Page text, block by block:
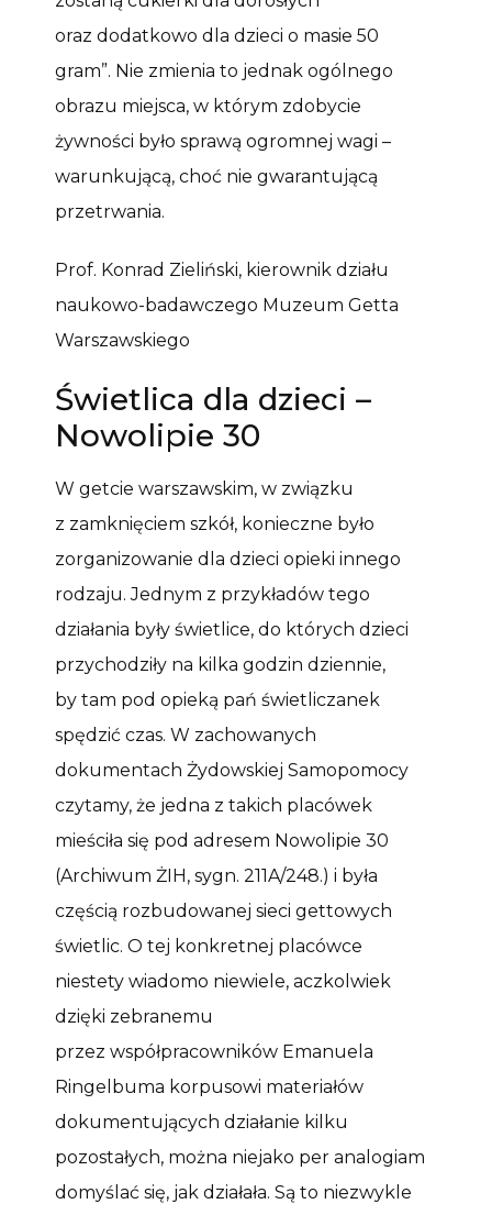
oraz dodatkowo dla dzieci o masie 50
gram”. Nie zmienia to jednak ogólnego
obrazu miejsca, w którym zdobycie
żywności było sprawą ogromnej wagi –
warunkującą, choć nie gwarantującą
przetrwania.
Prof. Konrad Zieliński, kierownik działu
naukowo-badawczego Muzeum Getta
Warszawskiego
Świetlica dla dzieci –
Nowolipie 30
W getcie warszawskim, w związku
z zamknięciem szkół, konieczne było
zorganizowanie dla dzieci opieki innego
rodzaju. Jednym z przykładów tego
działania były świetlice, do których dzieci
przychodziły na kilka godzin dziennie,
by tam pod opieką pań świetliczanek
spędzić czas. W zachowanych
dokumentach Żydowskiej Samopomocy
czytamy, że jedna z takich placówek
mieściła się pod adresem Nowolipie 30
(Archiwum ŻIH, sygn. 211A/248.) i była
częścią rozbudowanej sieci gettowych
świetlic. O tej konkretnej placówce
niestety wiadomo niewiele, aczkolwiek
dzięki zebranemu
przez współpracowników Emanuela
Ringelbuma korpusowi materiałów
dokumentujących działanie kilku
pozostałych, można niejako per analogiam
domyślać się, jak działała. Są to niezwykle